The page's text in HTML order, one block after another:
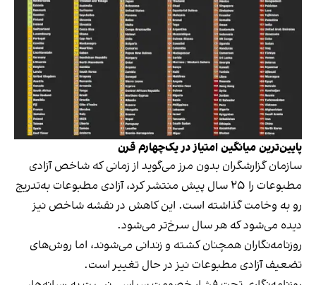
پایین‌ترین میانگین امتیاز در یک‌چهارم قرن
سازمان گزارشگران بدون مرز می‌گوید از زمانی که شاخص آزادی
مطبوعات را ۲۵ سال پیش منتشر کرد، آزادی مطبوعات به‌تدریج
رو به وخامت گذاشته است. این کاهش در نقشه شاخص نیز
دیده می‌شود که هر سال سرخ‌تر می‌شود.
روزنامه‌نگاران همچنان کشته و زندانی می‌شوند، اما روش‌های
تضعیف آزادی مطبوعات نیز در حال تغییر است.